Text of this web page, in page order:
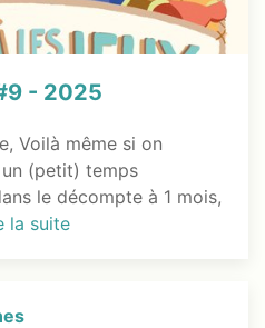
- 2025
Voilà même si on
(petit) temps
le décompte à 1 mois,
la suite